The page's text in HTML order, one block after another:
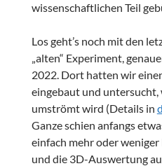
wissenschaftlichen Teil
Los geht’s noch mit den
„alten“ Experiment,
2022. Dort hatten wir
eingebaut und untersucht,
umströmt wird (Details in
Ganze schien anfangs
einfach mehr oder
und die 3D-Auswertung